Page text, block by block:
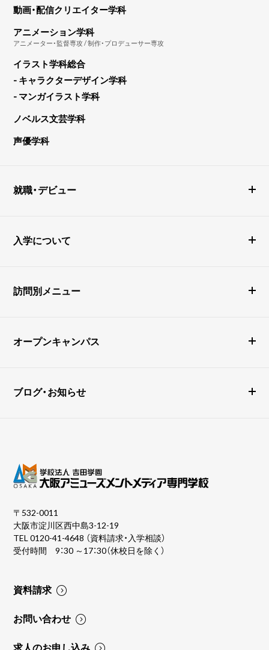
動画・配信クリエイター学科
アニメーション学科
アニメーター・監督専攻 / 制作・プロデューサー専攻
イラスト学科総合
- キャラクターデザイン学科
- マンガイラスト学科
ノベルス文芸学科
声優学科
就職・デビュー
入学について
訪問別メニュー
オープンキャンパス
ブログ・お知らせ
〒532-0011
大阪市淀川区西中島3-12-19
TEL0120-41-4648 （資料請求・入学相談）
受付時間 9：30 ～17：30（休校日を除く）
資料請求
お問い合わせ
求人のお申し込み